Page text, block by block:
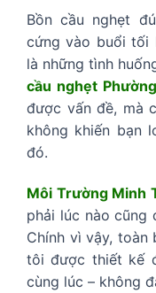
Bồn cầu nghẹt
cứng vào buổi tối
là những tình
cầu nghẹt
được vấn đề, mà
không khiến bạn
đó.
Môi Trường Minh
phải lúc nào
Chính vì vậy,
tôi được thiết kế
cùng lúc – không